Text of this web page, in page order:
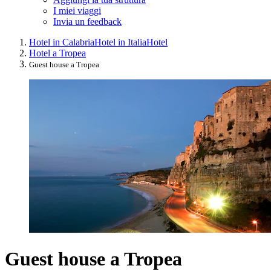
I miei viaggi
Invia un feedback
Hotel in CalabriaHotel in ItaliaHotel
Hotel a Tropea
Guest house a Tropea
Guest house a Tropea